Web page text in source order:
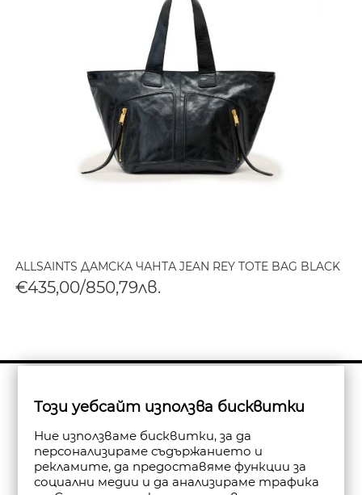
ALLSAINTS ДАМСКА ЧАНТА JEAN REY TOTE BAG BLACK
€435,00/850,79лв.
Абониране
Този уебсайт използва бисквитки
Ние използваме бисквитки, за да
персонализираме съдържанието и
рекламите, да предоставяме функции за
социални медии и да анализираме трафика